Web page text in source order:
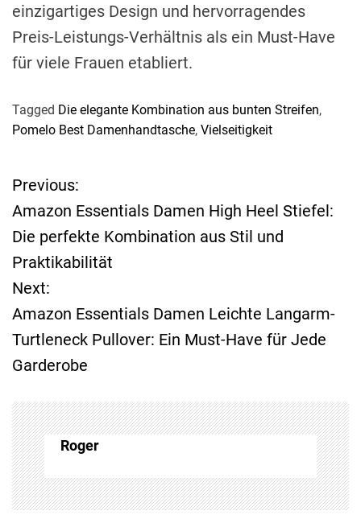
einzigartiges Design und hervorragendes
Preis-Leistungs-Verhältnis als ein Must-Have
für viele Frauen etabliert.
Tagged Die elegante Kombination aus bunten Streifen,
Pomelo Best Damenhandtasche, Vielseitigkeit
B
e
i
t
r
g
s
n
Previous:
Amazon Essentials Damen High Heel Stiefel:
Die perfekte Kombination aus Stil und
Praktikabilität
Next:
Amazon Essentials Damen Leichte Langarm-
Turtleneck Pullover: Ein Must-Have für Jede
Garderobe
Roger